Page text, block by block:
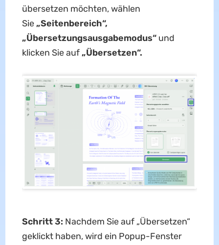
übersetzen möchten, wählen
Sie „Seitenbereich“,
„Übersetzungsausgabemodus“und
klicken Sie auf „Übersetzen“.
Schritt 3: Nachdem Sie auf „Übersetzen“
geklickt haben, wird ein Popup-Fenster